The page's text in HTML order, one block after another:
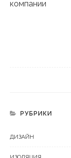
РУБРИКИ
ДИЗАЙН